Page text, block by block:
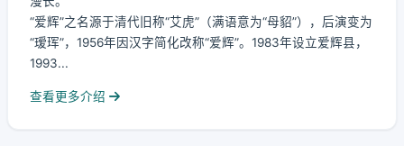
“爱辉”之名源于清代旧称“艾虎”（满语意为“母貂”），后演变为
“瑷珲”，1956年因汉字简化改称“爱辉”。1983年设立爱辉县，
1993...
查看更多介绍